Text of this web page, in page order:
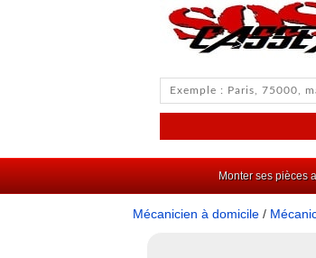
Monter ses pièces
Mécanicien à domicile /